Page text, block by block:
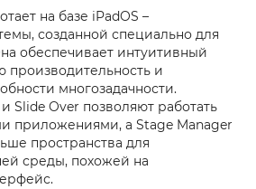
на базе iPadOS –
созданной специально для
обеспечивает интуитивный
и
многозадачности.
Slide Over позволяют работать
приложениями, а Stage Manager
пространства для
среды, похожей на